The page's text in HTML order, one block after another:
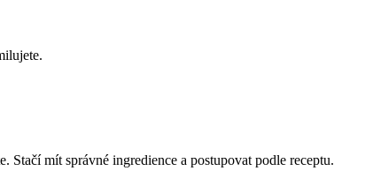
Stačí mít ⁢správné ingredience⁣ a postupovat podle receptu.